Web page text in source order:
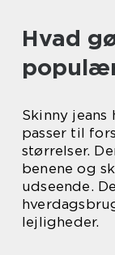
Hvad
Skinny
passer til
størrelser.
benene og
udseende.
lejligheder.